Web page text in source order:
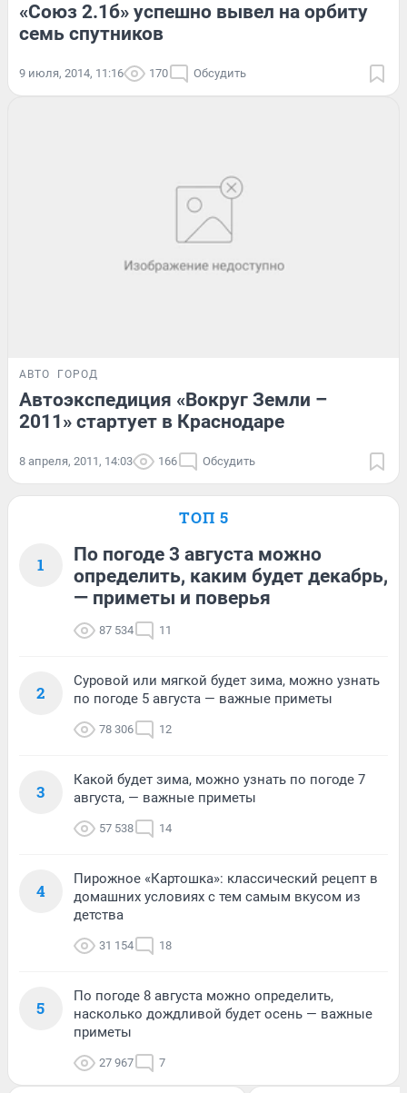
«Союз 2.1б» успешно вывел на орбиту
семь спутников
9 июля, 2014, 11:16 170 Обсудить
АВТО ГОРОД
Автоэкспедиция «Вокруг Земли –
2011» стартует в Краснодаре
8 апреля, 2011, 14:03 166 Обсудить
ТОП 5
1
По погоде 3 августа можно
определить, каким будет декабрь,
— приметы и поверья
87 534 11
2
Суровой или мягкой будет зима, можно узнать
по погоде 5 августа — важные приметы
78 306 12
3
Какой будет зима, можно узнать по погоде 7
августа, — важные приметы
57 538 14
4
Пирожное «Картошка»: классический рецепт в
домашних условиях с тем самым вкусом из
детства
31 154 18
5
По погоде 8 августа можно определить,
насколько дождливой будет осень — важные
приметы
27 967 7